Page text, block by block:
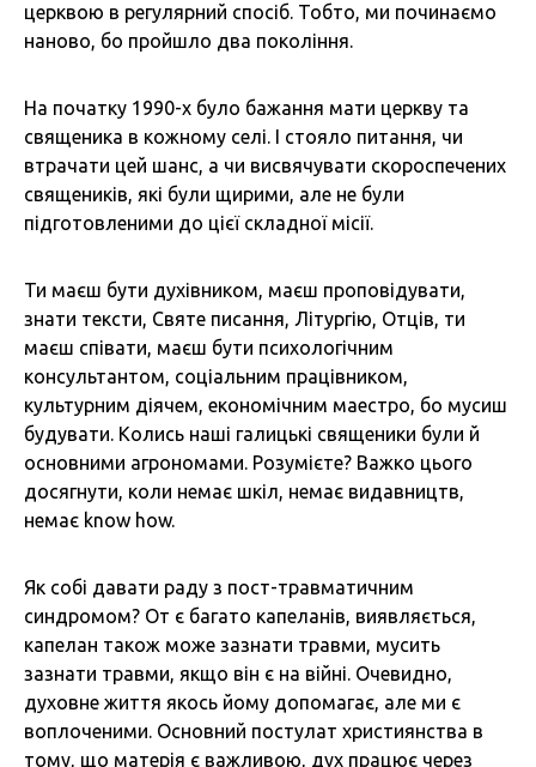
церквою в регулярний спосіб. Тобто, ми починаємо
наново, бо пройшло два покоління.
На початку 1990-х було бажання мати церкву та
священика в кожному селі. І стояло питання, чи
втрачати цей шанс, а чи висвячувати скороспечених
священиків, які були щирими, але не були
підготовленими до цієї складної місії.
Ти маєш бути духівником, маєш проповідувати,
знати тексти, Святе писання, Літургію, Отців, ти
маєш співати, маєш бути психологічним
консультантом, соціальним працівником,
культурним діячем, економічним маестро, бо мусиш
будувати. Колись наші галицькі священики були й
основними агрономами. Розумієте? Важко цього
досягнути, коли немає шкіл, немає видавництв,
немає know how.
Як собі давати раду з пост-травматичним
синдромом? От є багато капеланів, виявляється,
капелан також може зазнати травми, мусить
зазнати травми, якщо він є на війні. Очевидно,
духовне життя якось йому допомагає, але ми є
воплоченими. Основний постулат християнства в
тому, що матерія є важливою, дух працює через